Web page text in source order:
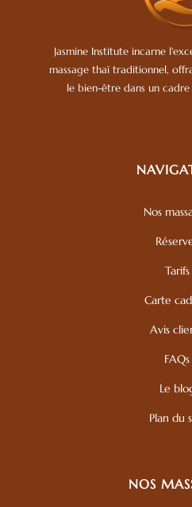
Jasmine Institute incarne
massage thaï traditionnel,
le bien-être dans un
Nos
Tarifs
Carte
Avis
FAQs
Le
Plan du
NOS